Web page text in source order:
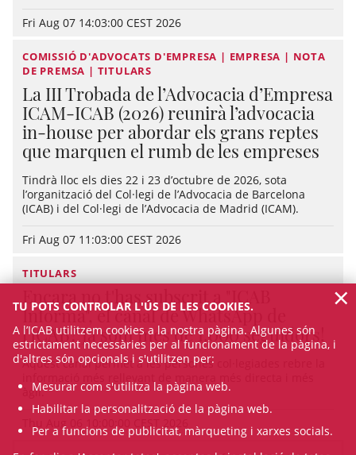
Fri Aug 07 14:03:00 CEST 2026
COMISSIÓ D'ADVOCATS D'EMPRESA | EMPRESA | NOTA
DE PREMSA | TITULARS
La III Trobada de l’Advocacia d’Empresa
ICAM-ICAB (2026) reunirà l’advocacia
in-house per abordar els grans reptes
que marquen el rumb de les empreses
Tindrà lloc els dies 22 i 23 d’octubre de 2026, sota
l’organització del Col·legi de l’Advocacia de Barcelona
(ICAB) i del Col·legi de l’Advocacia de Madrid (ICAM).
Fri Aug 07 11:03:00 CEST 2026
TITULARS
Encara no t'has subscrit a "ICAB
Informa", el canal de WhatsApp de
l'ICAB? Ja som més de 1.000 seguidors!
Aquest canal permet a les persones col·legiades rebre la
àgil.
Thu Aug 06 10:00:00 CEST 2026
TU POTS CONTROLAR L'ÚS DE LES COOKIES.
A l’ICAB utilitzem cookies a la nostra pàgina. Algunes són
estrictament necessàries per al funcionament de la pàgina, i
d'altres són opcionals i s'utilitzen per:
Mesurar com s'utilitza la pàgina web.
Habilitar la personalització de la pàgina web.
Per a funcions de publicitat, màrqueting i xarxes socials.
×